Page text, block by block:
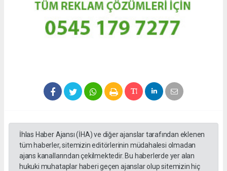
İhlas Haber Ajansı (İHA) ve diğer ajanslar tarafından eklenen
tüm haberler, sitemizin editörlerinin müdahalesi olmadan
ajans kanallarından çekilmektedir. Bu haberlerde yer alan
hukuki muhataplar haberi geçen ajanslar olup sitemizin hiç